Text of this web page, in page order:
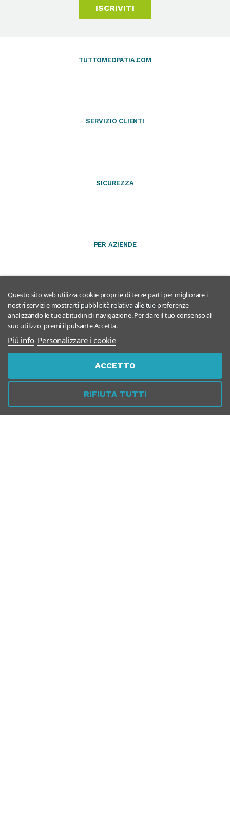
ISCRIVITI
TUTTOMEOPATIA.COM
SERVIZIO CLIENTI
SICUREZZA
PER AZIENDE
GUIDA ALLA NAVIGAZIONE
Questo negozio partecipa al
Questo sito web utilizza cookie propri e di terze parti per migliorare i
nostri servizi e mostrarti pubblicità relativa alle tue preferenze
analizzando le tue abitudinidi navigazione. Per dare il tuo consenso al
suo utilizzo, premi il pulsante Accetta.
Piú info Personalizzare i cookie
RIFIUTA TUTTI
ACCETTO